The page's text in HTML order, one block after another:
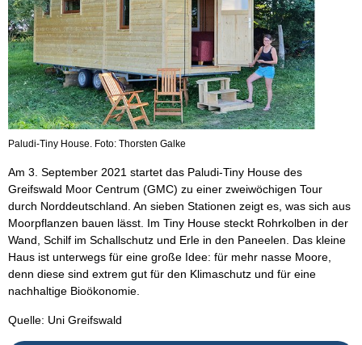
Paludi-Tiny House. Foto: Thorsten Galke
Am 3. September 2021 startet das Paludi-Tiny House des
Greifswald Moor Centrum (GMC) zu einer zweiwöchigen Tour
durch Norddeutschland. An sieben Stationen zeigt es, was sich aus
Moorpflanzen bauen lässt. Im Tiny House steckt Rohrkolben in der
Wand, Schilf im Schallschutz und Erle in den Paneelen. Das kleine
Haus ist unterwegs für eine große Idee: für mehr nasse Moore,
denn diese sind extrem gut für den Klimaschutz und für eine
nachhaltige Bioökonomie.
Quelle: Uni Greifswald